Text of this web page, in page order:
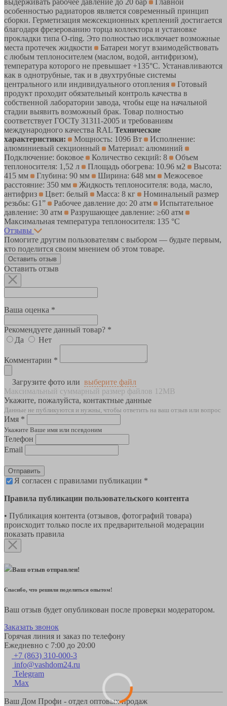
особенностью радиаторов является современный принцип
сборки. Герметизация межсекционных креплений достигается
благодаря фрезерованию торца коллектора и установке
прокладки типа O-ring. Это полностью исключает возможные
места протечек жидкости
Батареи могут взаимодействовать
с любым теплоносителем (маслом, водой, антифризом),
температура которого не превышает +135°C. Устанавливаются
как в однотрубные, так и в двухтрубные системы
центрального или индивидуального отопления
Готовый
продукт проходит обязательный контроль качества в
собственной лаборатории завода, чтобы еще на начальной
стадии выявить возможный брак. Товар полностью
соответствует ГОСТу 31311-2005 и требованиям
международного качества RAL Технические
характеристики:
Мощность: 1096 Вт
Исполнение:
алюминиевый секционный
Материал: алюминий
Подключение: боковое
Количество секций: 8
Объем
теплоносителя: 1,52 л
Площадь обогрева: 10.96 м2
Высота:
415 мм
Глубина: 90 мм Ширина: 648 мм
Межосевое
расстояние: 350 мм
Жидкость теплоносителя: вода, масло,
антифриз
Цвет: белый Масса: 8 кг
Номинальный размер
резьбы: G1”
Рабочее давление до: 20 атм
Испытательное
давление: 30 атм
Разрушающее давление: ≥60 атм
Максимальная температура теплоносителя: 135 °C
Отзывы
Помогите другим пользователям с выбором — будьте первым,
кто поделится своим мнением об этом товаре.
Оставить отзыв
Оставить отзыв
Ваша оценка *
Рекомендуете данный товар? *
Да
Нет
Комментарии *
Загрузите фото или выберите файл
Максимальный суммарный размер файлов 12MB
Укажите, пожалуйста, контактные данные
Данные не публикуются и нужны, чтобы ответить на ваш отзыв или вопрос
Имя *
Укажите Ваше имя или псевдоним
Телефон
Email
Отправить
Я согласен с правилами публикации *
Правила публикации пользовательского контента
• Публикация контента (отзывов, фотографий товара)
происходит только после их предварительной модерации
показать правила
Ваш отзыв отправлен!
Спасибо, что решили поделиться опытом!
Ваш отзыв будет опубликован после проверки модератором.
Заказать звонок
Горячая линия и заказ по телефону
Ежедневно с 7:00 до 20:00
+7 (863) 310-000-3
info@vashdom24.ru
Telegram
Max
Ваш Дом Профи - отдел оптовых продаж